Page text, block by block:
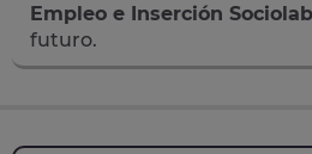
Empleo e Inserción
futuro.